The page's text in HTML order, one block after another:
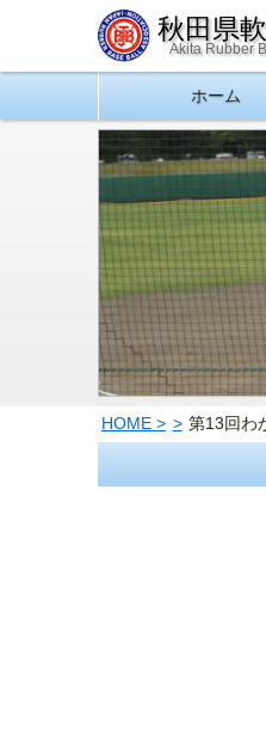
秋田県
Akita Rubber
ホーム
HOME 第13回わ